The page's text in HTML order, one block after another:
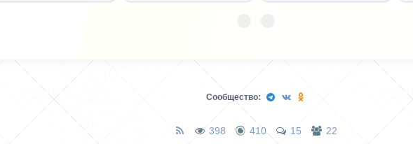
Сообщество:
398 410 15 22